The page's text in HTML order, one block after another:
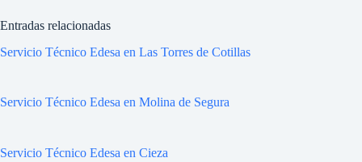
Entradas relacionadas
Servicio Técnico Edesa en Las Torres de Cotillas
Servicio Técnico Edesa en Molina de Segura
Servicio Técnico Edesa en Cieza